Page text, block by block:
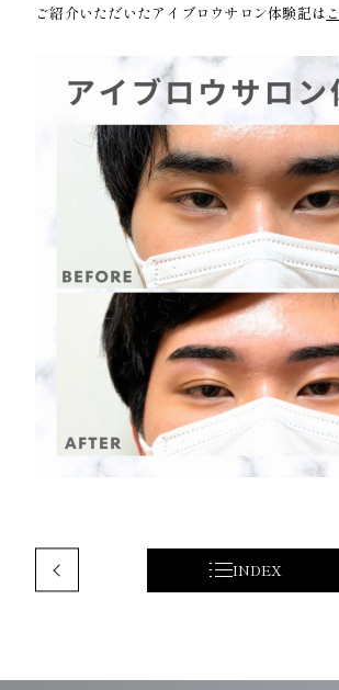
ご紹介いただいたアイブロウサロン体験記は
INDEX